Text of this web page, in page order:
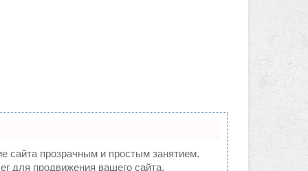
сайта прозрачным и простым занятием.
для продвижения вашего сайта.